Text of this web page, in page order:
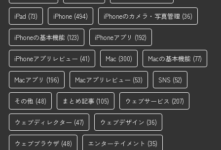
iPad (73) iPhone (494) iPhoneのカメラ・写真管理 (36)
iPhoneの基本機能 (123) iPhoneアプリ (192)
iPhoneアプリレビュー (41) Mac (300) Macの基本機能 (77)
Macアプリ (196) Macアプリレビュー (53) SNS (52)
その他 (48) まとめ記事 (105) ウェブサービス (207)
ウェブディレクター (47) ウェブデザイン (36)
ウェブブラウザ (48) エンターテイメント (35)